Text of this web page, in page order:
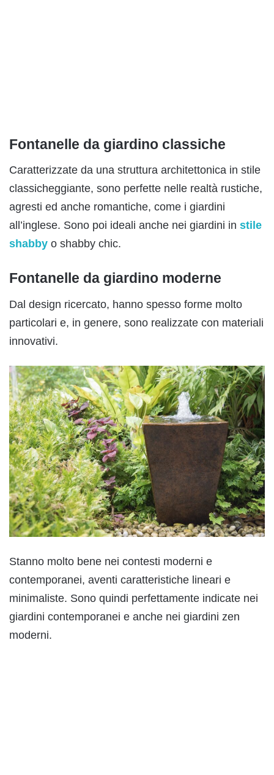
Fontanelle da giardino classiche
Caratterizzate da una struttura architettonica in stile
classicheggiante, sono perfette nelle realtà rustiche,
agresti ed anche romantiche, come i giardini
all’inglese. Sono poi ideali anche nei giardini in stile
shabby o shabby chic.
Fontanelle da giardino moderne
Dal design ricercato, hanno spesso forme molto
particolari e, in genere, sono realizzate con materiali
innovativi.
Stanno molto bene nei contesti moderni e
contemporanei, aventi caratteristiche lineari e
minimaliste. Sono quindi perfettamente indicate nei
giardini contemporanei e anche nei giardini zen
moderni.